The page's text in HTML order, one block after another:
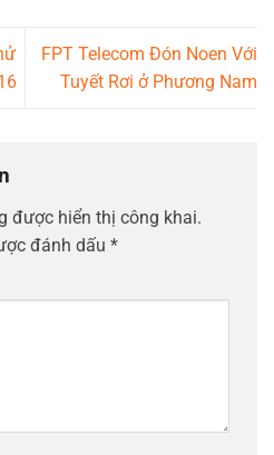
FPT Telecom Đón Noen Với
Tuyết Rơi ở Phương Nam
được hiển thị công khai.
đánh dấu *